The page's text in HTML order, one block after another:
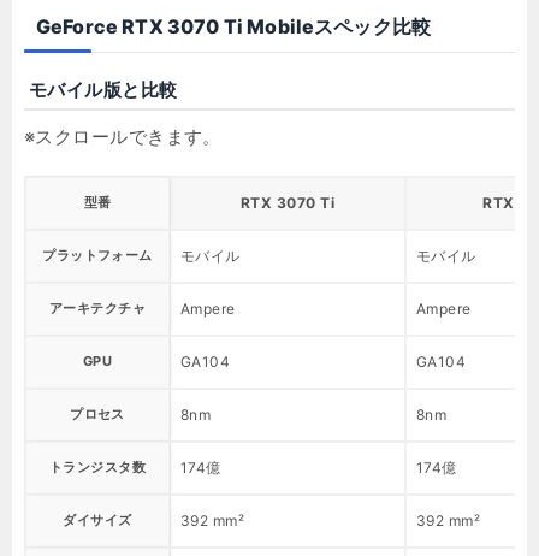
GeForce RTX 3070 Ti Mobileスペック比較
モバイル版と比較
型番 RTX 3070 Ti RTX
プラットフォーム モバイル モバイル
アーキテクチャ Ampere Ampere
GPU GA104 GA104
プロセス 8nm 8nm
トランジスタ数 174億 174億
ダイサイズ 392 mm² 392 mm²